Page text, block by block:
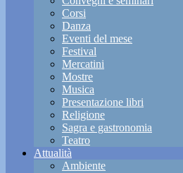
Corsi
Danza
Eventi del mese
Festival
Mercatini
Mostre
Musica
Presentazione libri
Religione
Sagra e gastronomia
Teatro
Attualità
Ambiente